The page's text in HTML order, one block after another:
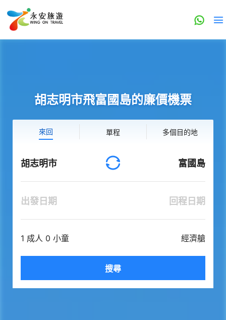
胡志明市飛富國島的廉價機票
來回 單程 多個目的地
胡志明市 富國島
出發日期 回程日期
1 成人 0 小童 經濟艙
搜尋